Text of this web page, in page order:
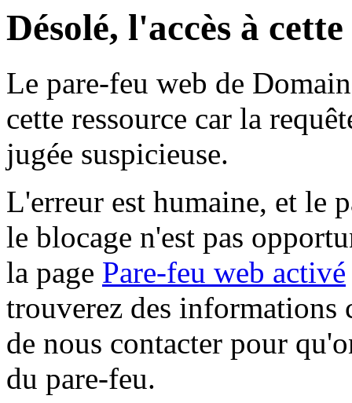
Désolé, l'accès à
Le pare-feu web de
cette ressource car la
jugée suspicieuse.
L'erreur est humaine, et le
le blocage n'est pas
la page Pare-feu web activé
trouverez des informations
de nous contacter pour
du pare-feu.